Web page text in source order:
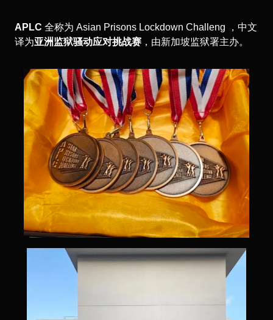
APLC 全称为 Asian Prisons Lockdown Challeng ，中文
译为亚洲监狱骚动应对挑战赛 ，由新加坡监狱署主办。